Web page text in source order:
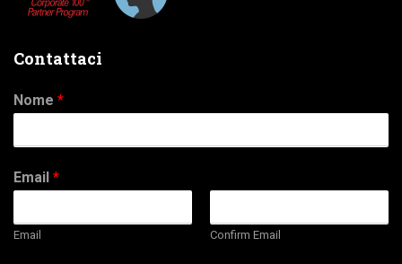
Contattaci
Nome *
Email *
Email Confirm Email